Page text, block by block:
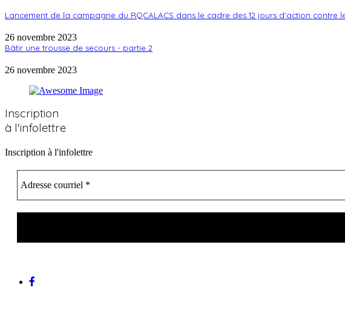
Lancement de la campagne du RQCALACS dans le cadre des 12 jours d'action contre
26 novembre 2023
Bâtir une trousse de secours - partie 2
26 novembre 2023
Inscription
à l'infolettre
Inscription à l'infolettre